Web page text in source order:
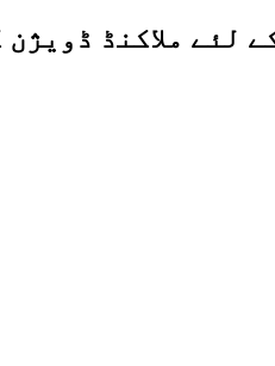
لئے ملاکنڈ